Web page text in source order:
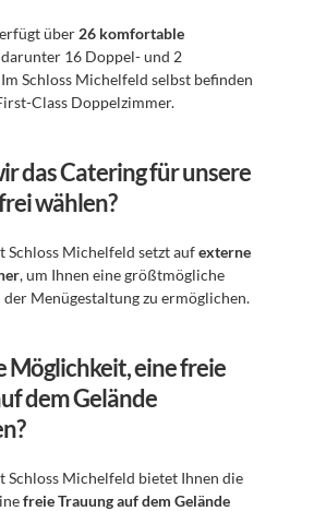
über 26 komfortable
darunter 16 Doppel- und 2
Schloss Michelfeld selbst befinden
Class Doppelzimmer.
das Catering für unsere
wählen?
Schloss Michelfeld setzt auf externe
, um Ihnen eine größtmögliche
Menügestaltung zu ermöglichen.
Möglichkeit, eine freie
dem Gelände
Schloss Michelfeld bietet Ihnen die
freie Trauung auf dem Gelände